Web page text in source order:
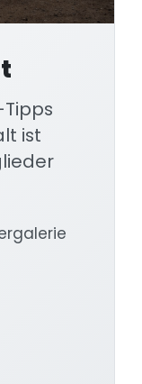
ist